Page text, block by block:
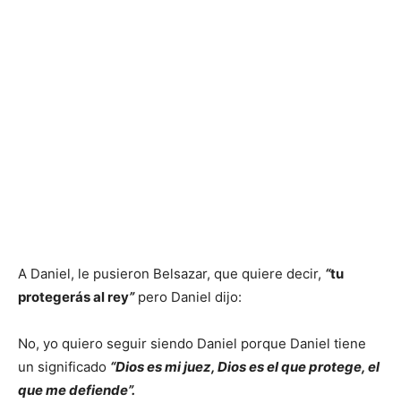
A Daniel, le pusieron Belsazar, que quiere decir, “tu
protegerás al rey”pero Daniel dijo:
No, yo quiero seguir siendo Daniel porque Daniel tiene
un significado “Dios es mi juez, Dios es el que protege, el
que me defiende”.